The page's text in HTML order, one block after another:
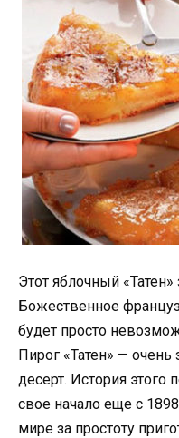
Этот яблочный
Божественное
будет просто
Пирог «Татен» —
десерт. История этого
свое начало еще с
мире за простоту